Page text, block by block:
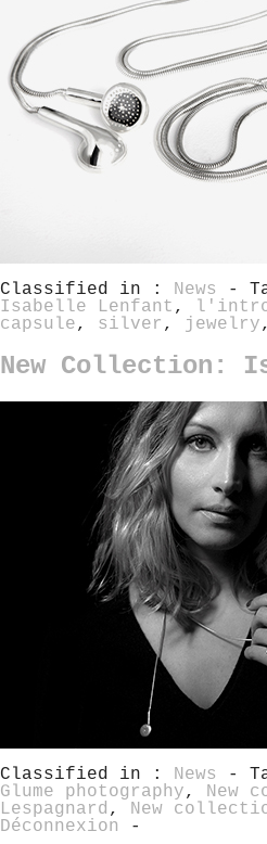
Classified in : News -
Isabelle Lenfant ,
capsule, silver , jewelry
New Collection:
Classified in : News -
Glume photography, New
Lespagnard , New
Déconnexion
-